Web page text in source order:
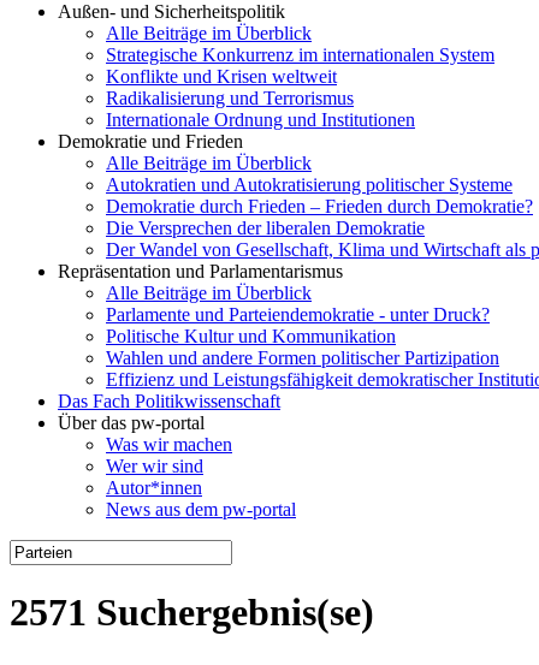
Außen- und Sicherheitspolitik
Alle Beiträge im Überblick
Strategische Konkurrenz im internationalen System
Konflikte und Krisen weltweit
Radikalisierung und Terrorismus
Internationale Ordnung und Institutionen
Demokratie und Frieden
Alle Beiträge im Überblick
Autokratien und Autokratisierung politischer Systeme
Demokratie durch Frieden – Frieden durch Demokratie?
Die Versprechen der liberalen Demokratie
Der Wandel von Gesellschaft, Klima und Wirtschaft als
Repräsentation und Parlamentarismus
Alle Beiträge im Überblick
Parlamente und Parteiendemokratie - unter Druck?
Politische Kultur und Kommunikation
Wahlen und andere Formen politischer Partizipation
Effizienz und Leistungsfähigkeit demokratischer
Das Fach Politikwissenschaft
Über das pw-portal
Was wir machen
Wer wir sind
Autor*innen
News aus dem pw-portal
2571 Suchergebnis(se)